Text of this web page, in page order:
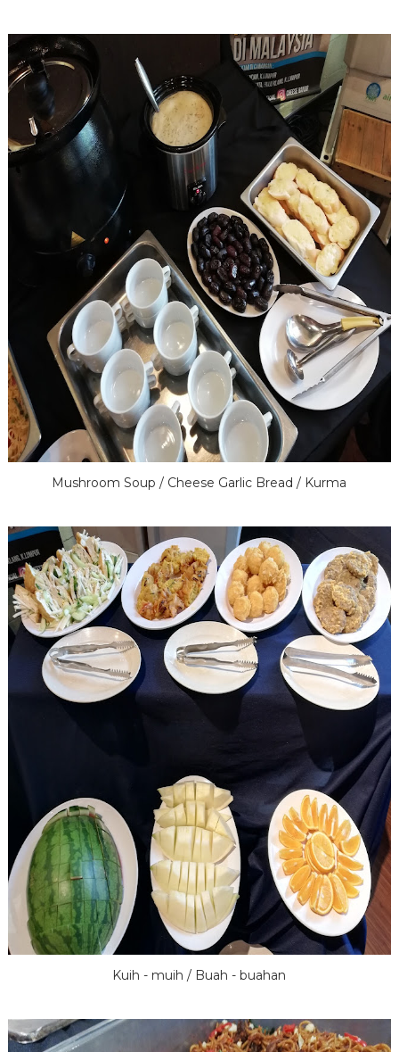
Mushroom Soup / Cheese Garlic Bread / Kurma
Kuih - muih / Buah - buahan